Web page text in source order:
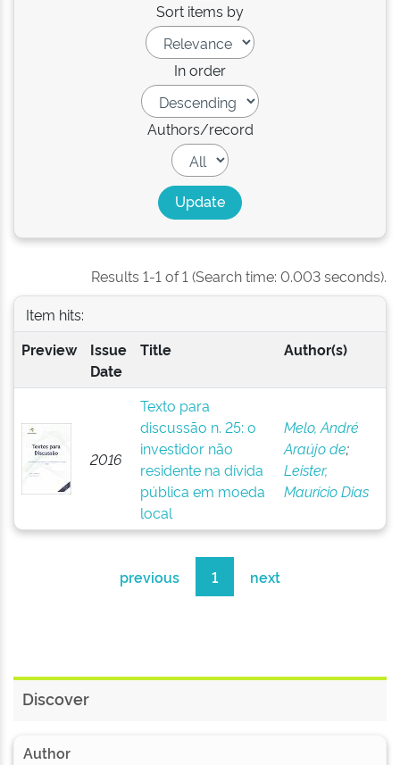
Sort items by
In order
Authors/record
Results 1-1 of 1 (Search time: 0.003 seconds).
Item hits:
Preview
Issue
Date
Title Author(s)
2016
Texto para
discussão n. 25: o
investidor não
residente na dívida
pública em moeda
local
Melo, André
Araújo de;
Leister,
Maurício Dias
previous 1 next
Discover
Author